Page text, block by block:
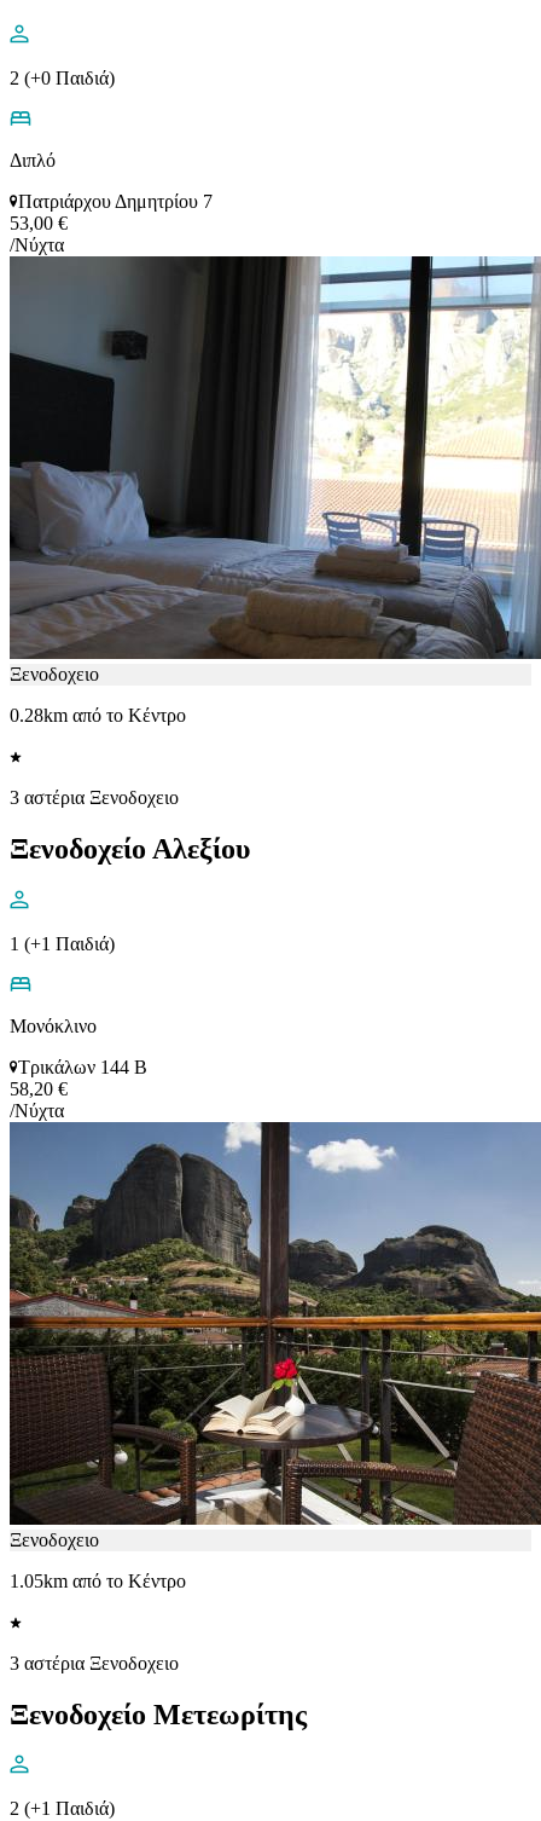
2 (+0 Παιδιά)
Διπλό
Πατριάρχου Δημητρίου 7
53,00 €
/Νύχτα
Ξενοδοχειο
0.28km από το Κέντρο
3 αστέρια Ξενοδοχειο
Ξενοδοχείο Αλεξίου
1 (+1 Παιδιά)
Μονόκλινο
Τρικάλων 144 Β
58,20 €
/Νύχτα
Ξενοδοχειο
1.05km από το Κέντρο
3 αστέρια Ξενοδοχειο
Ξενοδοχείο Μετεωρίτης
2 (+1 Παιδιά)